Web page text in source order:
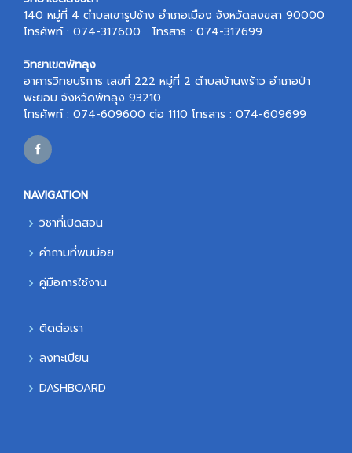
140 หมู่ที่ 4 ตำบลเขารูปช้าง อำเภอเมือง จังหวัดสงขลา 90000
โทรศัพท์ : 074-317600 โทรสาร : 074-317699
วิทยาเขตพัทลุง
อาคารวิทยบริการ เลขที่ 222 หมู่ที่ 2 ตำบลบ้านพร้าว อำเภอป่า
พะยอม จังหวัดพัทลุง 93210
โทรศัพท์ : 074-609600 ต่อ 1110 โทรสาร : 074-609699
NAVIGATION
วิชาที่เปิดสอน
คำถามที่พบบ่อย
คู่มือการใช้งาน
ติดต่อเรา
ลงทะเบียน
DASHBOARD